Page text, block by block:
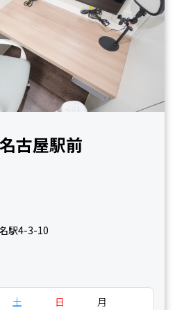
古屋駅前
駅4-3-10
土
日
月